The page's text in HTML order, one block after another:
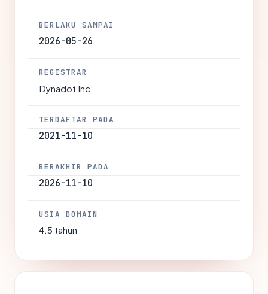
BERLAKU SAMPAI
2026-05-26
REGISTRAR
Dynadot Inc
TERDAFTAR PADA
2021-11-10
BERAKHIR PADA
2026-11-10
USIA DOMAIN
4.5 tahun